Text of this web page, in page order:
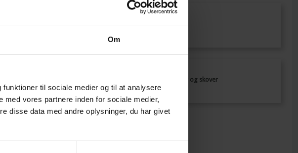
Om
til sociale medier og til at analysere
vores partnere inden for sociale medier,
disse data med andre oplysninger, du har givet
Skoventreprenør og skover
​Peter Laursen​